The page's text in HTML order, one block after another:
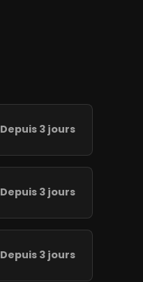
Depuis 3 jours
Depuis 3 jours
Depuis 3 jours